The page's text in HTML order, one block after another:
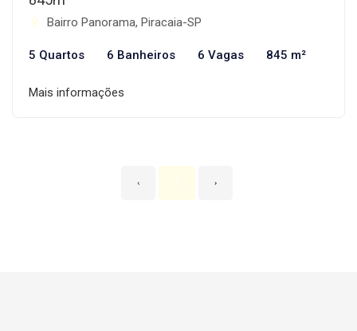
Bairro Panorama, Piracaia-SP
5 Quartos 6 Banheiros 6 Vagas 845 m²
Mais informações
‹ 1 ›